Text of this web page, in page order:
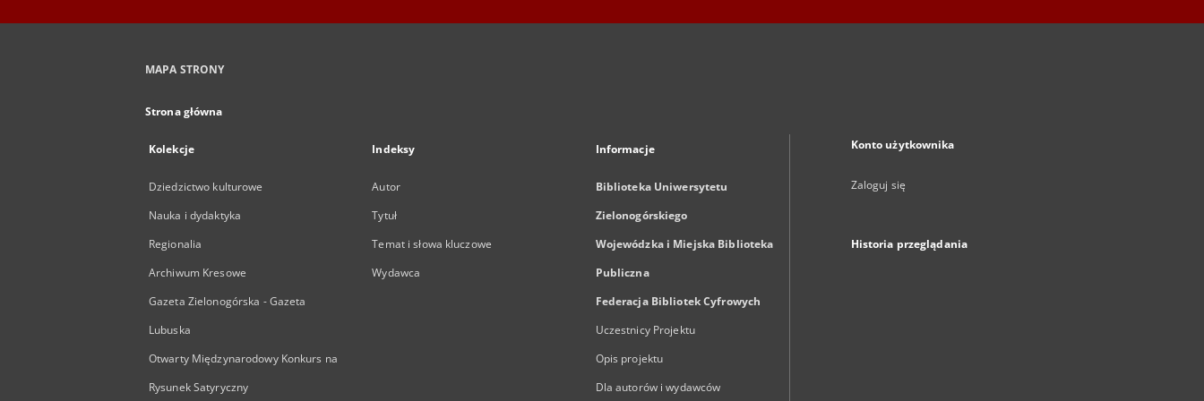
MAPA STRONY
Strona główna
Kolekcje
Dziedzictwo kulturowe
Nauka i dydaktyka
Regionalia
Archiwum Kresowe
Gazeta Zielonogórska - Gazeta
Lubuska
Otwarty Międzynarodowy Konkurs na
Rysunek Satyryczny
Indeksy
Autor
Tytuł
Temat i słowa kluczowe
Wydawca
Informacje
Biblioteka Uniwersytetu
Zielonogórskiego
Wojewódzka i Miejska Biblioteka
Publiczna
Federacja Bibliotek Cyfrowych
Uczestnicy Projektu
Opis projektu
Dla autorów i wydawców
Konto użytkownika
Zaloguj się
Historia przeglądania